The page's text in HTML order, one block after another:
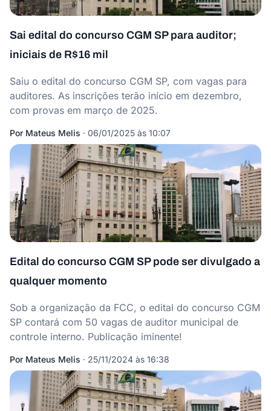
Sai edital do concurso CGM SP para auditor;
iniciais de R$16 mil
Saiu o edital do concurso CGM SP, com vagas para
auditores. As inscrições terão início em dezembro,
com provas em março de 2025.
Por Mateus Melis · 06/01/2025 às 10:07
Edital do concurso CGM SP pode ser divulgado a
qualquer momento
Sob a organização da FCC, o edital do concurso CGM
SP contará com 50 vagas de auditor municipal de
controle interno. Publicação iminente!
Por Mateus Melis · 25/11/2024 às 16:38